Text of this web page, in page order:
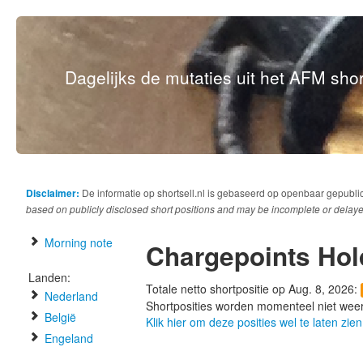
Dagelijks de mutaties uit het AFM
Disclaimer: De informatie op shortsell.nl is gebaseerd op openbaar
based on publicly disclosed short positions and may be incomplete or
Morning note
Landen:
Nederland
België
Engeland
Chargepoints
Totale netto shortpositie op Aug. 8, 2026:
Shortposities worden momenteel niet
Klik hier om deze posities wel te laten zien